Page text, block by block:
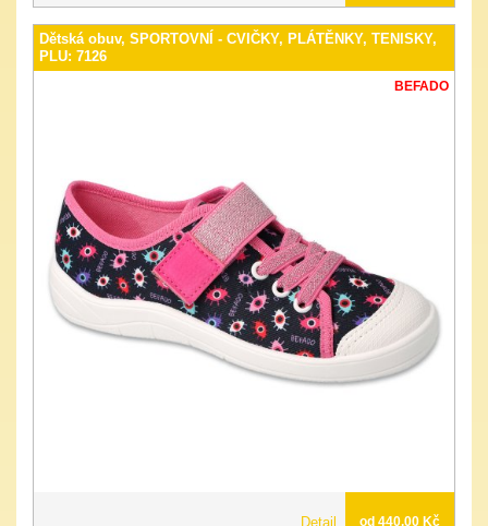
Dětská obuv, SPORTOVNÍ - CVIČKY, PLÁTĚNKY, TENISKY,
PLU: 7126
BEFADO
Detail od 440.00 Kč